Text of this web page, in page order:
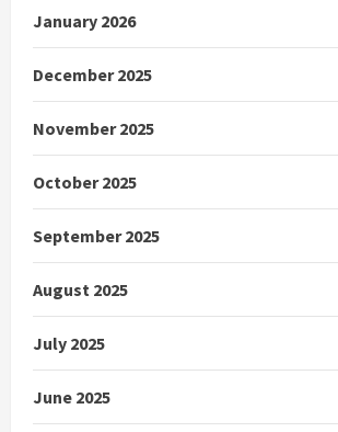
January 2026
December 2025
November 2025
October 2025
September 2025
August 2025
July 2025
June 2025